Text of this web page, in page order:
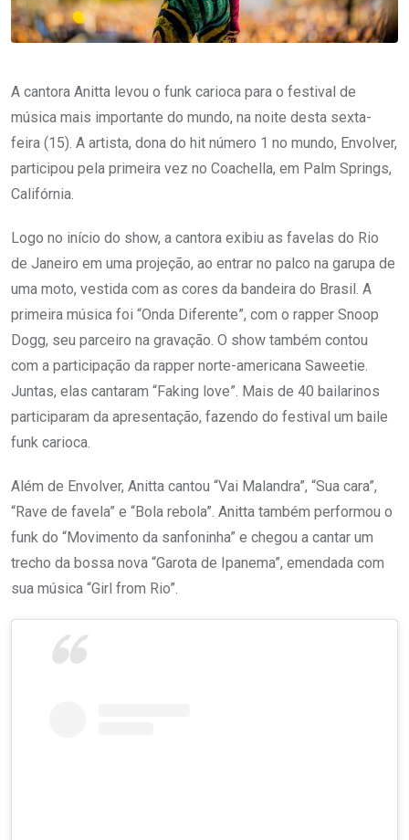
A cantora Anitta levou o funk carioca para o festival de
música mais importante do mundo, na noite desta sexta-
feira (15). A artista, dona do hit número 1 no mundo, Envolver,
participou pela primeira vez no Coachella, em Palm Springs,
Califórnia.
Logo no início do show, a cantora exibiu as favelas do Rio
de Janeiro em uma projeção, ao entrar no palco na garupa de
uma moto, vestida com as cores da bandeira do Brasil. A
primeira música foi “Onda Diferente”, com o rapper Snoop
Dogg, seu parceiro na gravação. O show também contou
com a participação da rapper norte-americana Saweetie.
Juntas, elas cantaram “Faking love”. Mais de 40 bailarinos
participaram da apresentação, fazendo do festival um baile
funk carioca.
Além de Envolver, Anitta cantou “Vai Malandra”, “Sua cara”,
“Rave de favela” e “Bola rebola”. Anitta também performou o
funk do “Movimento da sanfoninha” e chegou a cantar um
trecho da bossa nova “Garota de Ipanema”, emendada com
sua música “Girl from Rio”.